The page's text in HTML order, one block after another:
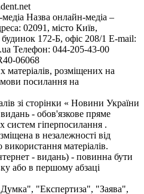
Назва онлайн-медіа –
02091, місто Київ,
172-Б, офіс 208/1 E-mail:
Телефон: 044-205-43-00
06068
матеріалів, розміщених на
посилання на
зі сторінки « Новини України
видань - обов'язкове пряме
систем гіперпосилання .
в незалежності від
матеріалів.
- видань) - повинна бути
або в першому абзаці
"Експертиза", "Заява",